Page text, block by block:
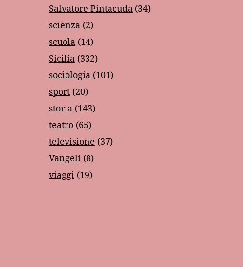
Salvatore Pintacuda (34)
scienza (2)
scuola (14)
Sicilia (332)
sociologia (101)
sport (20)
storia (143)
teatro (65)
televisione (37)
Vangeli (8)
viaggi (19)